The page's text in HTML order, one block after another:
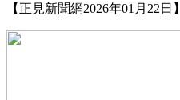
【正見新聞網2026年01月22日】